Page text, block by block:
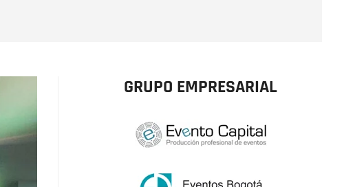
GRUPO EMPRESARIAL